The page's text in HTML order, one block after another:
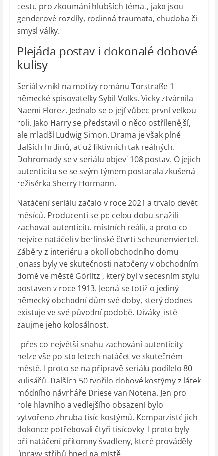
cestu pro zkoumání hlubších témat, jako jsou
genderové rozdíly, rodinná traumata, chudoba či
smysl války.
Plejáda postav i dokonalé dobové
kulisy
Seriál vznikl na motivy románu Torstraße 1
německé spisovatelky Sybil Volks. Vicky ztvárnila
Naemi Florez. Jednalo se o její vůbec první velkou
roli. Jako Harry se představil o něco ostřílenější,
ale mladší Ludwig Simon. Drama je však plné
dalších hrdinů, ať už fiktivních tak reálných.
Dohromady se v seriálu objeví 108 postav. O jejich
autenticitu se se svým týmem postarala zkušená
režisérka Sherry Hormann.
Natáčení seriálu začalo v roce 2021 a trvalo devět
měsíců. Producenti se po celou dobu snažili
zachovat autenticitu místních reálií, a proto co
nejvíce natáčeli v berlínské čtvrti Scheunenviertel.
Záběry z interiéru a okolí obchodního domu
Jonass byly ve skutečnosti natočeny v obchodním
domě ve městě Görlitz , který byl v secesním stylu
postaven v roce 1913. Jedná se totiž o jediný
německý obchodní dům své doby, který dodnes
existuje ve své původní podobě. Diváky jistě
zaujme jeho kolosálnost.
I přes co největší snahu zachování autenticity
nelze vše po sto letech natáčet ve skutečném
městě. I proto se na přípravě seriálu podílelo 80
kulisářů. Dalších 50 tvořilo dobové kostýmy z látek
módního návrháře Driese van Notena. Jen pro
role hlavního a vedlejšího obsazení bylo
vytvořeno zhruba tisíc kostýmů. Komparzisté jich
dokonce potřebovali čtyři tisícovky. I proto byly
při natáčení přítomny švadleny, které prováděly
úpravy střihů hned na místě.